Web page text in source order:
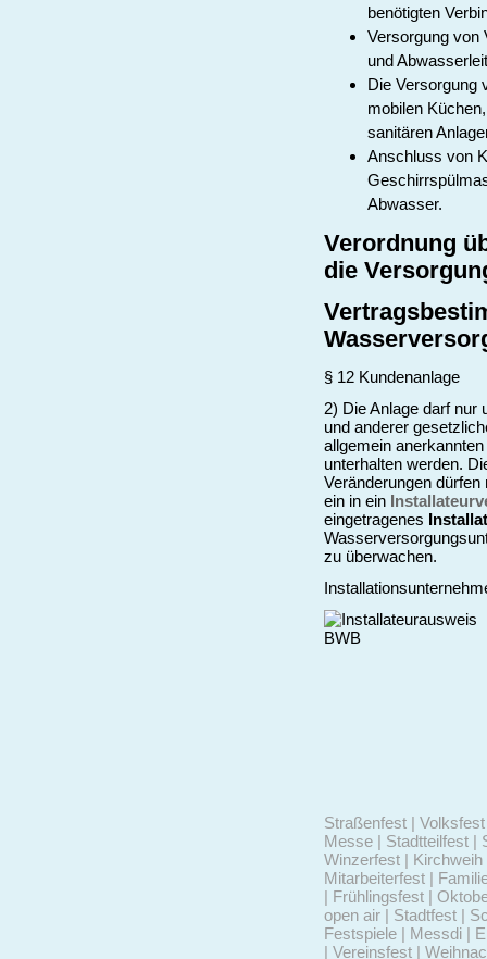
benötigten
Versorgung von
und
Die Versorgung
mobilen
sanitären
Anschluss von
Abwasser.
Verordnung
die
§ 12 Kundenanlage
2) Die Anlage darf nur
und anderer
allgemein
unterhalten werden.
Veränderungen
ein in ein
eingetragenes
zu überwachen.
Straßenfest |
Messe | Stadtteilfest |
Winzerfest |
Mitarbeiterfest |
| Frühlingsfest |
open air | Stadtfest |
Festspiele | Messdi |
| Vereinsfest |